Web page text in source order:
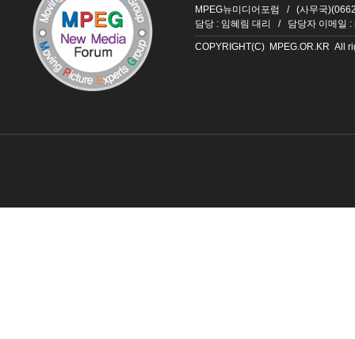
MPEG뉴미디어포럼 / (사무국
담당 : 임혜림 대리 / 담당자 이메일 :
COPYRIGHT(C) MPEG.OR.KR All